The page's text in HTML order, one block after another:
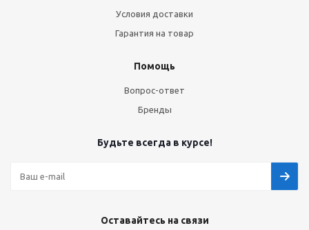
Условия доставки
Гарантия на товар
Помощь
Вопрос-ответ
Бренды
Будьте всегда в курсе!
Оставайтесь на связи